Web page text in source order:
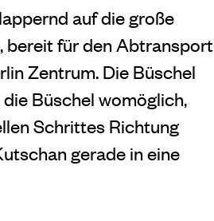
auf die große
bereit für den Abtransport
Zentrum. Die Büschel
Büschel womöglich,
Schrittes Richtung
gerade in eine